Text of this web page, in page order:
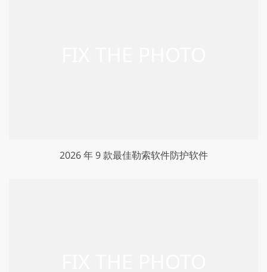
2026 年 9 款最佳勒索软件防护软件